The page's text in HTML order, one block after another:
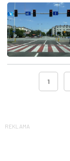
1
REKLAMA